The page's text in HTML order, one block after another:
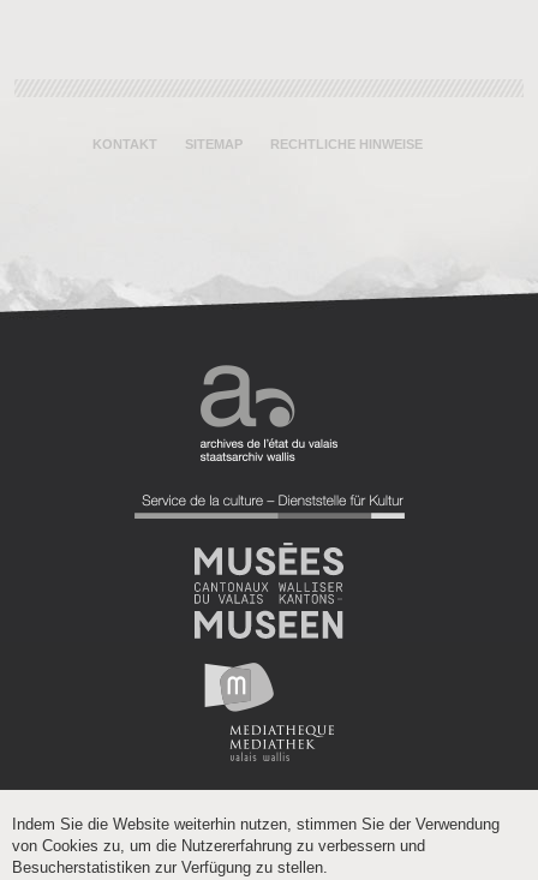
KONTAKT SITEMAP RECHTLICHE HINWEISE
Indem Sie die Website weiterhin nutzen, stimmen Sie der Verwendung
von Cookies zu, um die Nutzererfahrung zu verbessern und
Besucherstatistiken zur Verfügung zu stellen.